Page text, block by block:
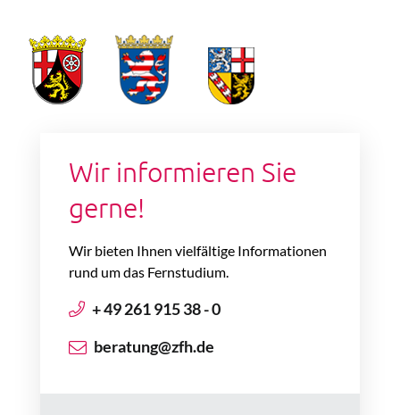
Wir informieren Sie
gerne!
Wir bieten Ihnen vielfältige Informationen
rund um das Fernstudium.
+ 49 261 915 38 - 0
beratung@zfh.de